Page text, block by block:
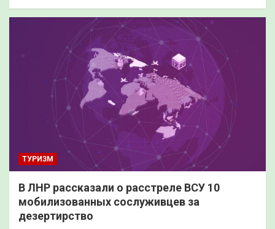
ТУРИЗМ
В ЛНР рассказали о расстреле ВСУ 10
мобилизованных сослуживцев за
дезертирство